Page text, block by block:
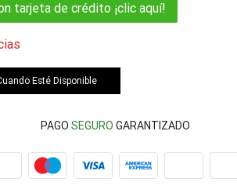
tarjeta de crédito ¡clic aquí!
Esté Disponible
PAGOSEGURO GARANTIZADO